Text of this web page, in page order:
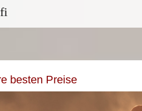
besten Preise